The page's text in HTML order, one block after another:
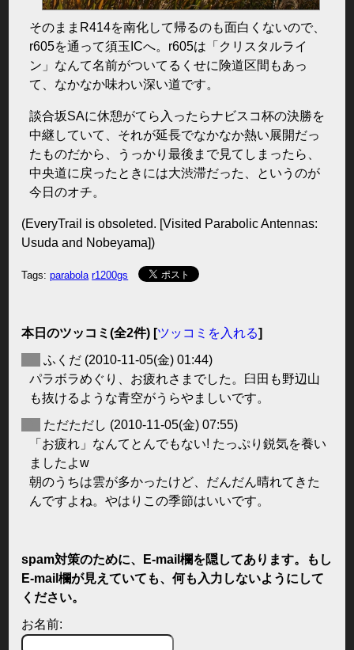
そのままR414を南化して帰るのも面白くないので、
r605を通って須玉ICへ。r605は「クリスタルライ
ン」なんて名前がついてるくせに険道区間もあっ
て、なかなか味わい深い道です。
談合坂SAに休憩がてら入ったらナビスコ杯の決勝を
中継していて、それが延長でなかなか熱い展開だっ
たものだから、うっかり最後まで見てしまったら、
中央道に戻ったときには大渋滞だった、というのが
今日のオチ。
(EveryTrail is obsoleted. [Visited Parabolic Antennas:
Usuda and Nobeyama])
Tags:parabola r1200gs
本日のツッコミ(全2件) [ツッコミを入れる]
ふくだ (2010-11-05(金) 01:44)
パラボラめぐり、お疲れさまでした。臼田も野辺山
も抜けるような青空がうらやましいです。
ただただし (2010-11-05(金) 07:55)
「お疲れ」なんてとんでもない! たっぷり鋭気を養い
ましたよw
朝のうちは雲が多かったけど、だんだん晴れてきた
んですよね。やはりこの季節はいいです。
spam対策のために、E-mail欄を隠してあります。もし
E-mail欄が見えていても、何も入力しないようにして
ください。
お名前: